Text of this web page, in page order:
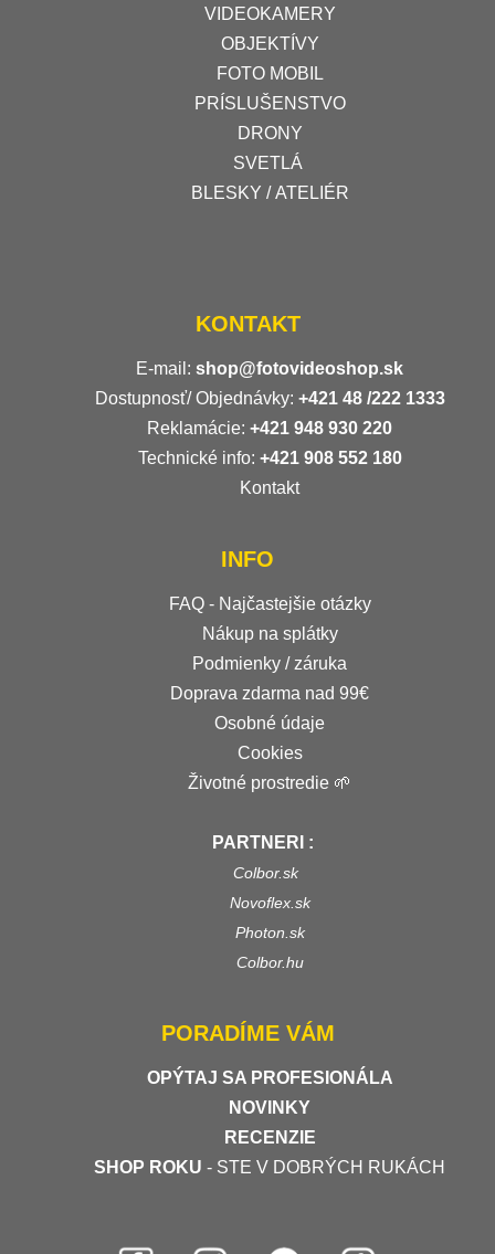
VIDEOKAMERY
OBJEKTÍVY
FOTO MOBIL
PRÍSLUŠENSTVO
DRONY
SVETLÁ
BLESKY / ATELIÉR
KONTAKT
E-mail: shop@fotovideoshop.sk
Dostupnosť/ Objednávky: +421 48 /222 1333
Reklamácie: +421 948 930 220
Technické info: +421 908 552 180
Kontakt
INFO
FAQ - Najčastejšie otázky
Nákup na splátky
Podmienky / záruka
Doprava zdarma nad 99€
Osobné údaje
Cookies
Životné prostredie 🌱
PARTNERI :
Colbor.sk
Novoflex.sk
Photon.sk
Colbor.hu
PORADÍME VÁM
OPÝTAJ SA PROFESIONÁLA
NOVINKY
RECENZIE
SHOP ROKU - STE V DOBRÝCH RUKÁCH